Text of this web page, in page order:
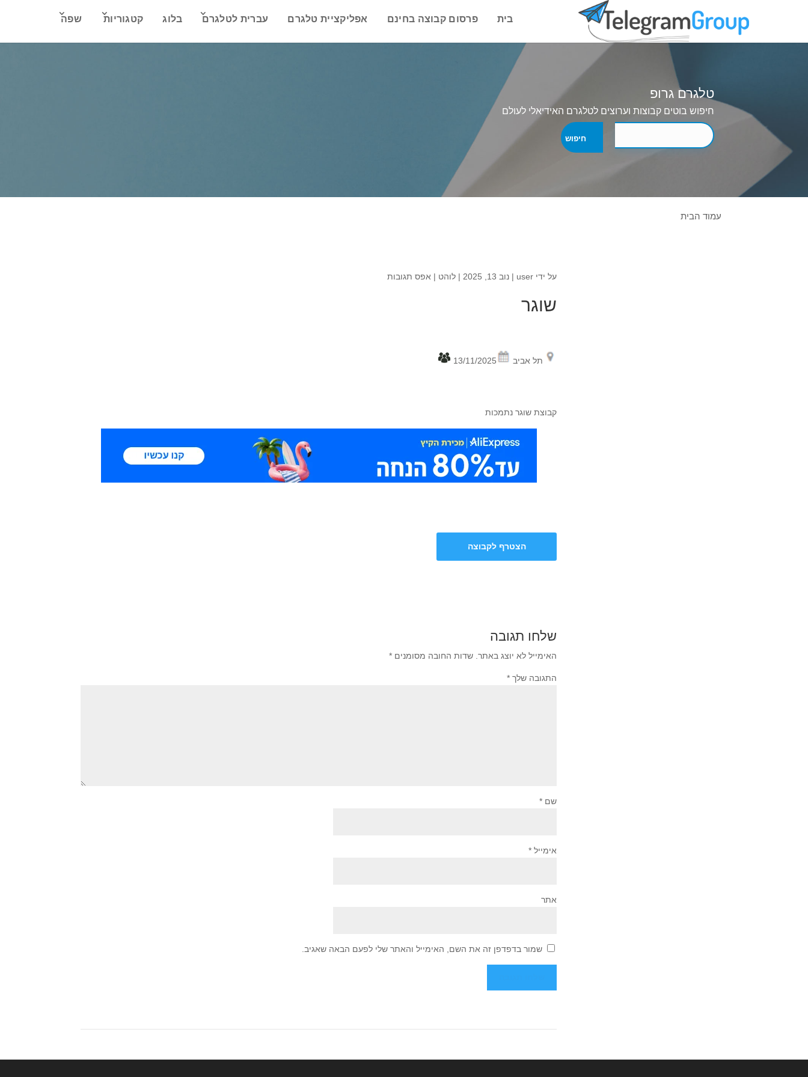
בית פרסום קבוצה בחינם אפליקציית טלגרם עברית לטלגרם בלוג קטגוריות שפה
טלגרם גרופ
חיפוש בוטים קבוצות וערוצים לטלגרם האידיאלי לעולם
עמוד הבית
על ידי user
| נוב 13, 2025 | לוהט | אפס תגובות
שוגר
תל אביב 13/11/2025
קבוצת שוגר נתמכות
הצטרף לקבוצה
שלחו תגובה
האימייל לא יוצג באתר. שדות החובה מסומנים *
התגובה שלך *
שם *
אימייל *
אתר
שמור בדפדפן זה את השם, האימייל והאתר שלי לפעם הבאה שאגיב.